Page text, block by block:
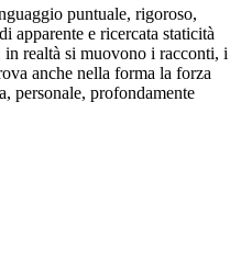
puntuale, rigoroso,
apparente e ricercata staticità
realtà si muovono i racconti, i
anche nella forma la forza
personale, profondamente